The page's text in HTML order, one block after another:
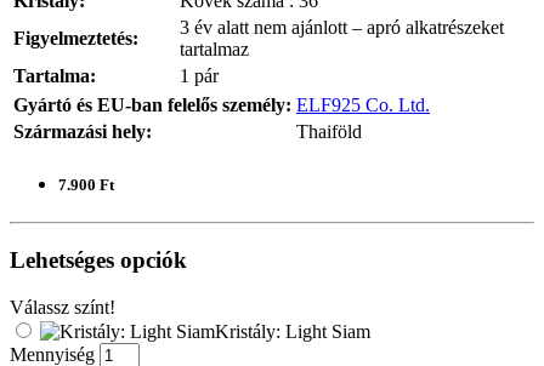
Figyelmeztetés:
3 év alatt nem ajánlott – apró alkatrészeket
tartalmaz
Tartalma:
1 pár
Gyártó és EU-ban felelős személy: ELF925 Co. Ltd.
Származási hely:
Thaiföld
7.900 Ft
Lehetséges opciók
Válassz színt!
Kristály: Light Siam
Mennyiség